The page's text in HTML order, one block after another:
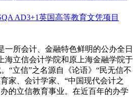
AD3+1英国高等教育文凭项目
一所会计、金融特色鲜明的公办全日
海立信会计学院和原上海金融学院于
“立信”之名源自《论语》“民无信不
家、会计学家、“中国现代会计之
的立信教育事业。在近百年的办学